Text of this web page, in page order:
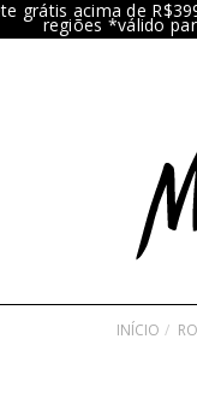
grátis acima de
regiões *válido
INÍCIO